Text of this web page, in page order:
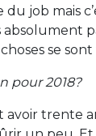
du job mais
absolument
se
pour 2018?
avoir trente